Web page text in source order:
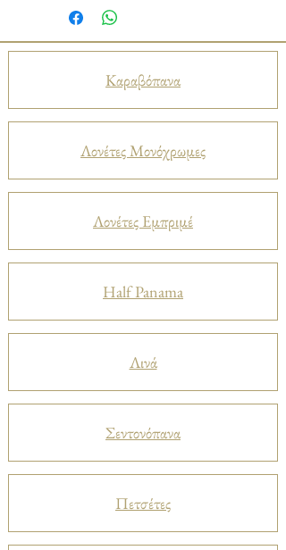
Καραβόπανα
Λονέτες Μονόχρωμες
Λονέτες Εμπριμέ
Half Panama
Λινά
Σεντονόπανα
Πετσέτες